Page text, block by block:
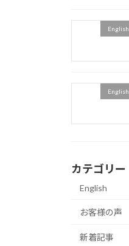
English
English
カテゴリー
English
お客様の声
新着記事